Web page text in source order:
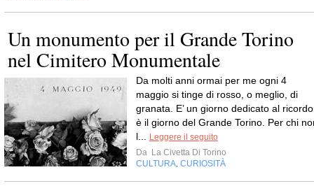
Un monumento per il Grande Torino
nel Cimitero Monumentale
Da molti anni ormai per me ogni 4
maggio si tinge di rosso, o meglio, di
granata. E’ un giorno dedicato al
è il giorno del Grande Torino. Per chi
l...
Leggere il seguito
Da La Civetta Di Torino
CULTURA CURIOSITÀ